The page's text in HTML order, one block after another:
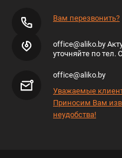
Вам перезвонить?
office@aliko.by
уточняйте по тел.
office@aliko.by
Уважаемые
Приносим Вам
неудобства!